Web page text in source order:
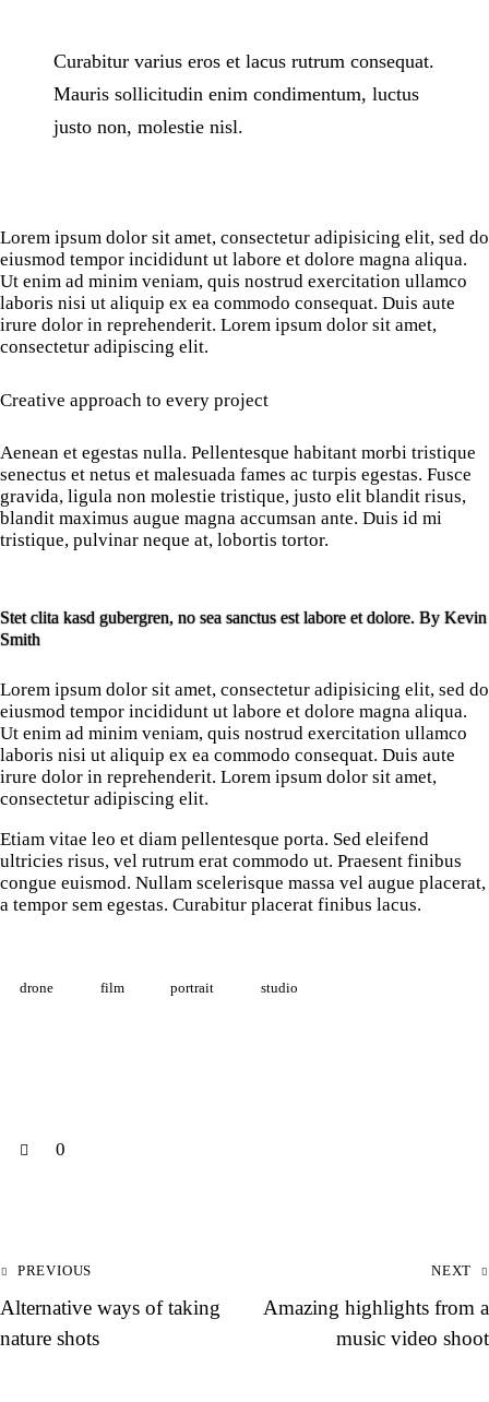
Curabitur varius eros et lacus rutrum consequat.
Mauris sollicitudin enim condimentum, luctus
justo non, molestie nisl.
Lorem ipsum dolor sit amet, consectetur adipisicing elit, sed do
eiusmod tempor incididunt ut labore et dolore magna aliqua.
Ut enim ad minim veniam, quis nostrud exercitation ullamco
laboris nisi ut aliquip ex ea commodo consequat. Duis aute
irure dolor in reprehenderit. Lorem ipsum dolor sit amet,
consectetur adipiscing elit.
Creative approach to every project
Aenean et egestas nulla. Pellentesque habitant morbi tristique
senectus et netus et malesuada fames ac turpis egestas. Fusce
gravida, ligula non molestie tristique, justo elit blandit risus,
blandit maximus augue magna accumsan ante. Duis id mi
tristique, pulvinar neque at, lobortis tortor.
Stet clita kasd gubergren, no sea sanctus est labore et dolore. By Kevin
Smith
Lorem ipsum dolor sit amet, consectetur adipisicing elit, sed do
eiusmod tempor incididunt ut labore et dolore magna aliqua.
Ut enim ad minim veniam, quis nostrud exercitation ullamco
laboris nisi ut aliquip ex ea commodo consequat. Duis aute
irure dolor in reprehenderit. Lorem ipsum dolor sit amet,
consectetur adipiscing elit.
Etiam vitae leo et diam pellentesque porta. Sed eleifend
ultricies risus, vel rutrum erat commodo ut. Praesent finibus
congue euismod. Nullam scelerisque massa vel augue placerat,
a tempor sem egestas. Curabitur placerat finibus lacus.
drone film portrait studio
0
PREVIOUS
Alternative ways of taking
nature shots
NEXT
Amazing highlights from a
music video shoot